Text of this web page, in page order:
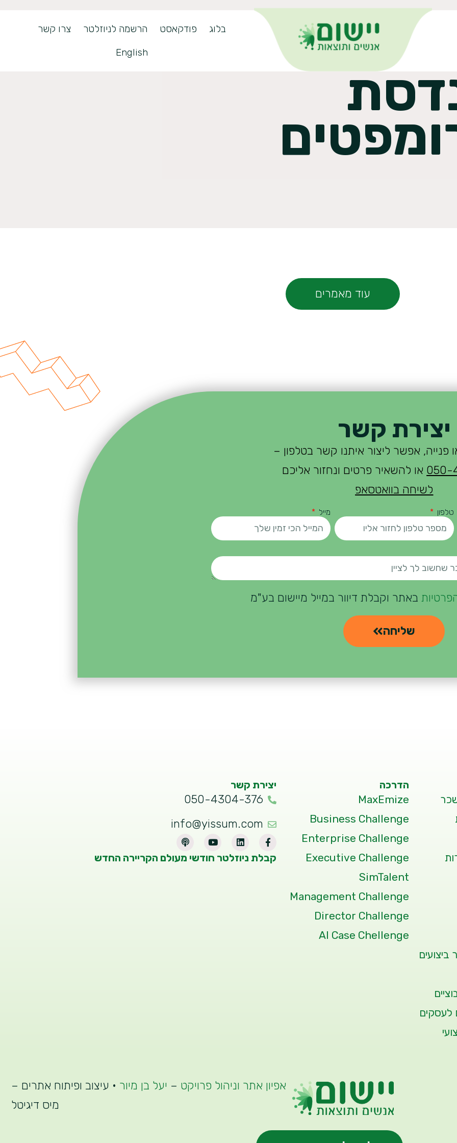
בלוג פודקאסט הרשמה לניוזלטר
צרו קשר
English
עוד מאמרים
יצירת קשר
אפשר ליצור איתנו קשר בטלפון –
050- או להשאיר פרטים ונחזור אליכם
לשיחה בוואטסאפ
טלפון מייל
באתר וקבלת דיוור במייל מיישום בע"מ
שליחה
ביצועים
לעסקים
הדרכה
MaxEmize
Business Challenge
Enterprise Challenge
Executive Challenge
SimTalent
Management Challenge
Director Challenge
AI Case Chellenge
יצירת קשר
050-4304-376
info@yissum.com
קבלת ניוזלטר חודשי מעולם הקריירה החדש
אפיון אתר וניהול פרויקט – יעל בן מיור • עיצוב ופיתוח אתרים –
מיס דיגיטל